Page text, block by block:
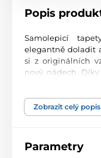
Popis
Samolepicí
elegantně doladit
si z originálních
nový nádech.
Precizní tisková
technologie
Zobrazit celý popis
Parametry